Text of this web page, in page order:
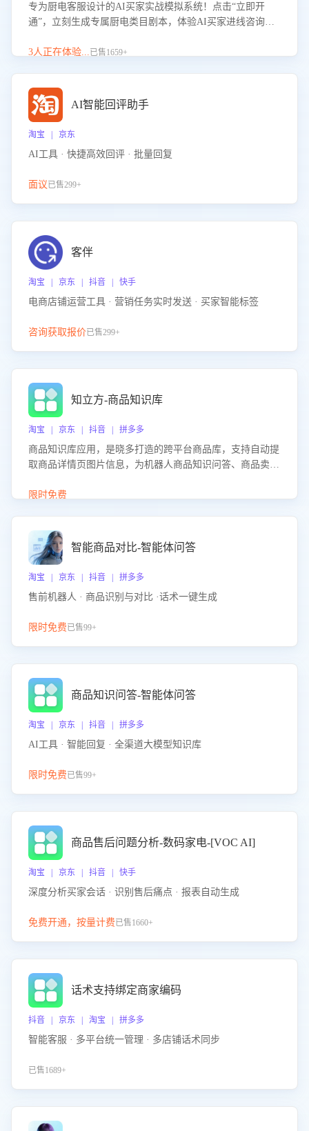
专为厨电客服设计的AI买家实战模拟系统！点击“立即开
通”，立刻生成专属厨电类目剧本，体验AI买家进线咨询真
实场景应对技巧！
3人正在体验...已售1659+
AI智能回评助手
淘宝 | 京东
AI工具 · 快捷高效回评 · 批量回复
面议已售299+
客伴
淘宝 | 京东 | 抖音 | 快手
电商店铺运营工具 · 营销任务实时发送 · 买家智能标签
咨询获取报价已售299+
知立方-商品知识库
淘宝 | 京东 | 抖音 | 拼多多
商品知识库应用，是晓多打造的跨平台商品库，支持自动提
取商品详情页图片信息，为机器人商品知识问答、商品卖点
限时免费
智能商品对比-智能体问答
淘宝 | 京东 | 抖音 | 拼多多
售前机器人 · 商品识别与对比 ·话术一键生成
限时免费已售99+
商品知识问答-智能体问答
淘宝 | 京东 | 抖音 | 拼多多
AI工具 · 智能回复 · 全渠道大模型知识库
限时免费已售99+
商品售后问题分析-数码家电-[VOC AI]
淘宝 | 京东 | 抖音 | 快手
深度分析买家会话 · 识别售后痛点 · 报表自动生成
免费开通，按量计费已售1660+
话术支持绑定商家编码
抖音 | 京东 | 淘宝 | 拼多多
智能客服 · 多平台统一管理 · 多店铺话术同步
已售1689+